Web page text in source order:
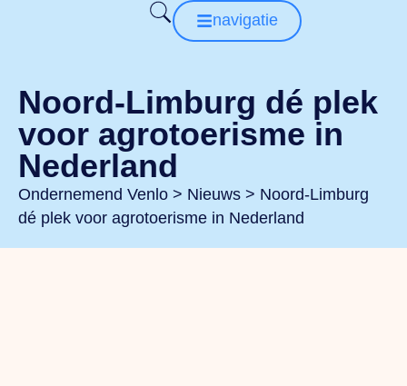
navigatie
Noord-Limburg dé plek
voor agrotoerisme in
Nederland
Ondernemend Venlo > Nieuws > Noord-Limburg
dé plek voor agrotoerisme in Nederland